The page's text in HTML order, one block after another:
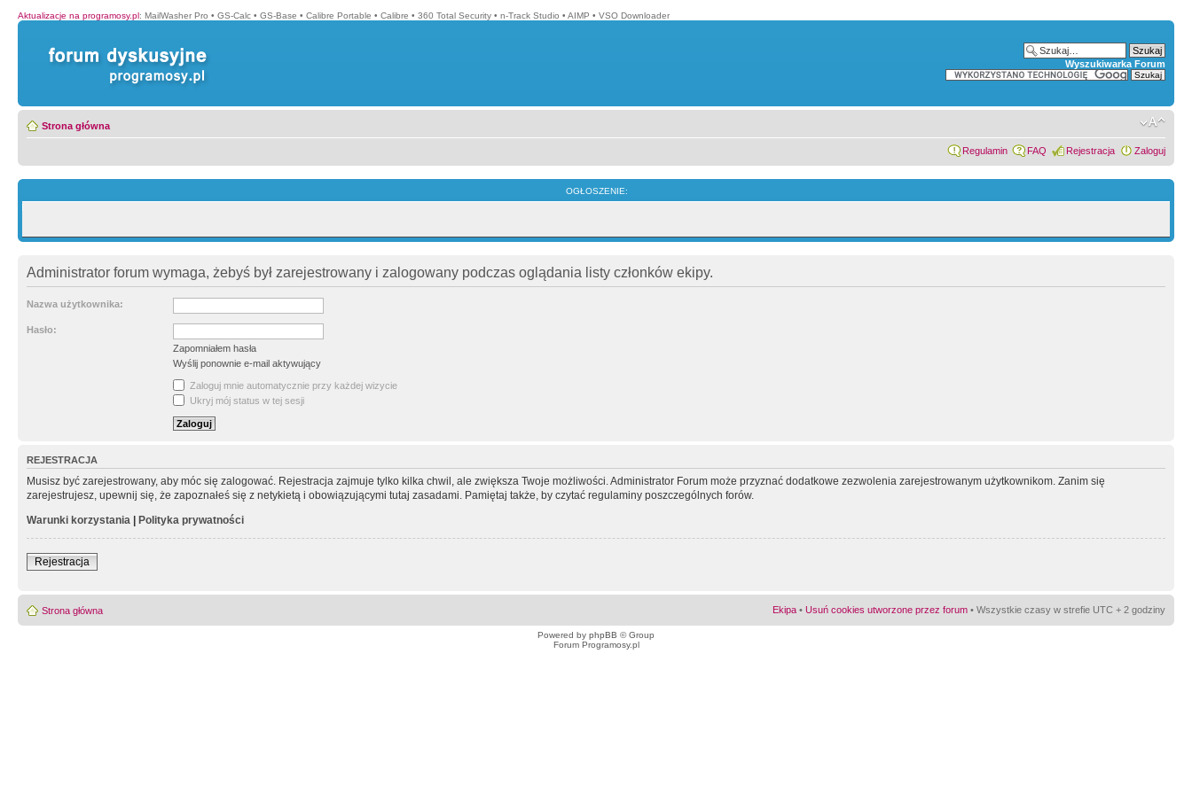
Aktualizacje na programosy.pl: MailWasher Pro • GS-Calc • GS-Base • Calibre Portable • Calibre • 360 Total Security • n-Track Studio • AIMP • VSO Downloader
Wyszukiwarka Forum
Strona główna
Regulamin FAQ Rejestracja Zaloguj
OGŁOSZENIE:
Administrator forum wymaga, żebyś był zarejestrowany i zalogowany podczas oglądania listy członków ekipy.
Nazwa użytkownika:
Hasło:
Zapomniałem hasła
Wyślij ponownie e-mail aktywujący
Zaloguj mnie automatycznie przy każdej wizycie
Ukryj mój status w tej sesji
REJESTRACJA
Musisz być zarejestrowany, aby móc się zalogować. Rejestracja zajmuje tylko kilka chwil, ale zwiększa Twoje możliwości. Administrator Forum może przyznać dodatkowe zezwolenia zarejestrowanym użytkownikom. Zanim się
zarejestrujesz, upewnij się, że zapoznałeś się z netykietą i obowiązującymi tutaj zasadami. Pamiętaj także, by czytać regulaminy poszczególnych forów.
Warunki korzystania | Polityka prywatności
Rejestracja
Strona główna Ekipa • Usuń cookies utworzone przez forum • Wszystkie czasy w strefie UTC + 2 godziny
Powered by phpBB © Group
Forum Programosy.pl